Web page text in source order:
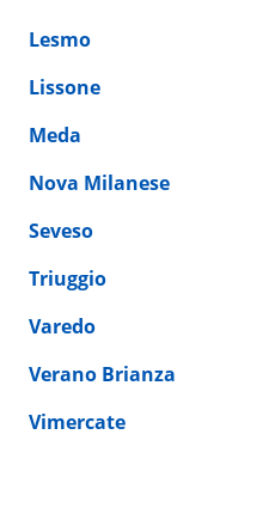
Lesmo
Lissone
Meda
Nova Milanese
Seveso
Triuggio
Varedo
Verano Brianza
Vimercate